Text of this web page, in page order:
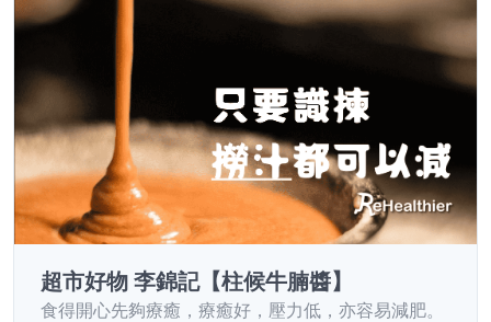
超市好物 李錦記【柱候牛腩醬】
食得開心先夠療癒，療癒好，壓力低，亦容易減肥。